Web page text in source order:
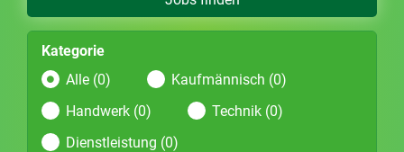
Kategorie
Alle (0)
Kaufmännisch (0)
Handwerk (0)
Technik (0)
Dienstleistung (0)